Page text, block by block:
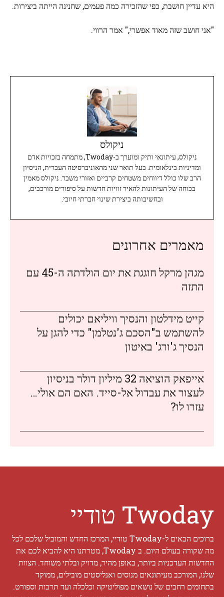
היא עדיין חושבת, כפי שהזכירה כמה פעמים, שחנינה הייתה ביצירות.
"אני חושב שזה מאוד אפשרי," אמר הרווי.
ניקולס
ניקולס, עיתונאי ותיק ומוערך ב-Twoday, מתמחה בזכויות אדם
ומדיניות בינלאומית. בעל תואר שני מהאוניברסיטה העברית, הניסיון
הרב שלו כולל דיווחים משטחים קרביים ואזורי משבר. ניקולס מאמין
בכוחה של העיתונות להאיר זוויות חדשות על סיפורים מורכבים,
ובחשיבותה ביצירת שינוי חברתי חיובי.
מאמרים אחרונים
מגהן מרקל חוגגת את יום הולדתה ה-45 עם
התזה
קייט מידלטון והנסיך וויליאם יכולים
להשתמש ב"הסכם ג'נטלמן" כדי להגן על
הנסיך ג'ורג' באיטון
אייפאק הוציאה 32 מיליון דולר בניסיון
לעצור את עבדול אל-סייד. האם הם אולי…
עזרו לו?
Twoday טודיי
ברוכים הבאים ל-Twoday טודיי, המרכז החדש והמוביל שלכם לכל
מה שקורה בעולם היום. ב Twoday, מטרתנו היא להביא לכם את
החדשות העדכניות ביותר, באופן מהיר, מדויק ובלתי משוחד. הצוות
שלנו, המורכב מעיתונאים מנוסים ואנליסטים מובילים, ממוקד
בתחומים רחבים של נושאים מפוליטיקה וכלכלה ועד תרבות וספורט.